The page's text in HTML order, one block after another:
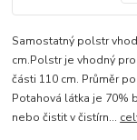
Samostatný polstr
cm.Polstr je vhodný
části 110 cm. Průměr
Potahová látka je 70%
nebo čistit v čistírn...